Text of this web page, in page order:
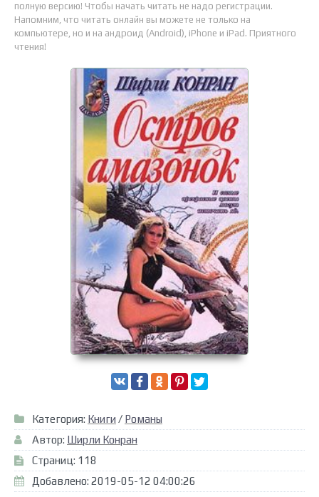
полную версию! Чтобы начать читать не надо регистрации.
Напомним, что читать онлайн вы можете не только на
компьютере, но и на андроид (Android), iPhone и iPad. Приятного
чтения!
Категория: Книги / Романы
Автор: Ширли Конран
Страниц: 118
Добавлено: 2019-05-12 04:00:26